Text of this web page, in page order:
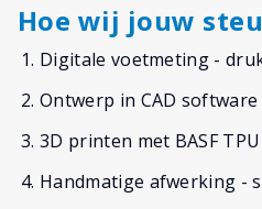
Hoe wij jouw
Digitale voetmeting -
Ontwerp in CAD
3D printen met BASF
Handmatige afwerking -